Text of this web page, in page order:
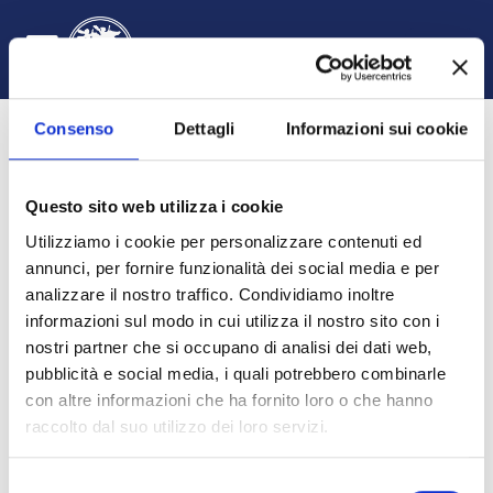
Consenso Dettagli Informazioni sui cookie
Questo sito web utilizza i cookie
Utilizziamo i cookie per personalizzare contenuti ed
annunci, per fornire funzionalità dei social media e per
analizzare il nostro traffico. Condividiamo inoltre
informazioni sul modo in cui utilizza il nostro sito con i
nostri partner che si occupano di analisi dei dati web,
pubblicità e social media, i quali potrebbero combinarle
con altre informazioni che ha fornito loro o che hanno
raccolto dal suo utilizzo dei loro servizi.
Diritto commerciale
HOME CORSI DIPARTIMENTO DI GIURISPRUDENZA, ECONOMIA E SOCIOLOGIA GIURISPRUDENZA A.A. 2023 - 2024 DIRITTO COMMERCIALE 2324 INTRODUZIONE